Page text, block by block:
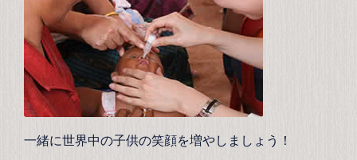
一緒に世界中の子供の笑顔を増やしましょう！